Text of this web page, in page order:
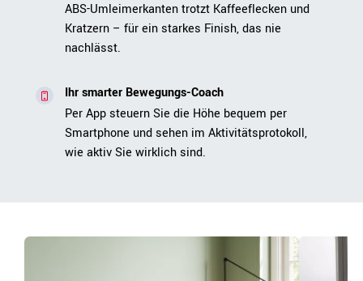
ABS-Umleimerkanten trotzt Kaffeeflecken und
Kratzern – für ein starkes Finish, das nie
nachlässt.
Ihr smarter Bewegungs-Coach
Per App steuern Sie die Höhe bequem per
Smartphone und sehen im Aktivitätsprotokoll,
wie aktiv Sie wirklich sind.